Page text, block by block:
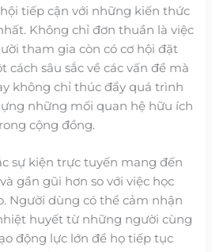
tiếp cận với những kiến thức
Không chỉ đơn thuần là việc
tham gia còn có cơ hội đặt
cách sâu sắc về các vấn đề mà
không chỉ thúc đẩy quá trình
những mối quan hệ hữu ích
cộng đồng.
sự kiện trực tuyến mang đến
gần gũi hơn so với việc học
Người dùng có thể cảm nhận
huyết từ những người cùng
động lực lớn để họ tiếp tục